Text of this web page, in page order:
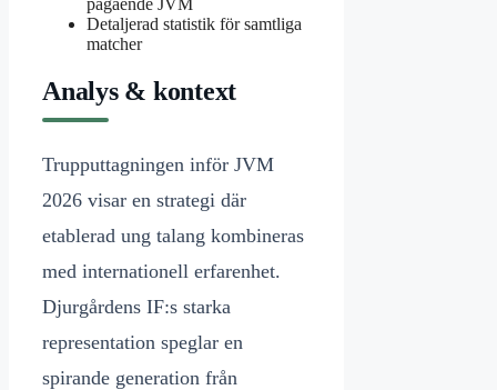
Detaljerad statistik för samtliga
matcher
Analys & kontext
Trupputtagningen inför JVM
2026 visar en strategi där
etablerad ung talang kombineras
med internationell erfarenhet.
Djurgårdens IF:s starka
representation speglar en
spirande generation från